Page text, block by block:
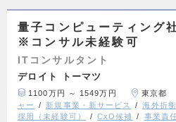
量子コンピューティング
※コンサル未経験可
ITコンサルタント
デロイト トーマツ
1100万円 ～ 1549万円 東京都
ャー
新規事業・新サービス 海外折衝
採用（未経験可）
CxO候補 事業責